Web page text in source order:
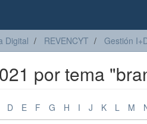
Digital REVENCYT Gestión
por tema
D E F G H I J K L M